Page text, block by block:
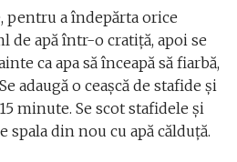
pentru a îndepărta orice
de apă într-o cratiță, apoi se
ca apa să înceapă să fiarbă,
adaugă o ceașcă de stafide și
minute. Se scot stafidele și
spala din nou cu apă călduță.